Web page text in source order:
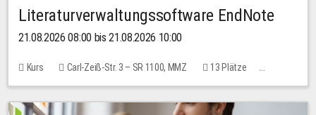
Literaturverwaltungssoftware EndNote
21.08.2026 08:00 bis 21.08.2026 10:00
Kurs Carl-Zeiß-Str. 3 – SR 1100, MMZ
13 Plätze
10,00 EUR